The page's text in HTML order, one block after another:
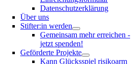
Datenschutzerklärung
Über uns
Stifter:in werden
Gemeinsam mehr erreichen -
jetzt spenden!
Geförderte Projekte
Kann Glücksspiel risikoarm